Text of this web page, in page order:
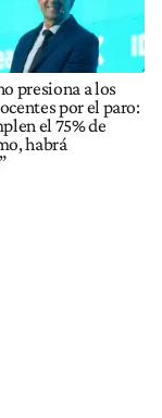
presiona a los
por el paro:
el 75% de
habrá